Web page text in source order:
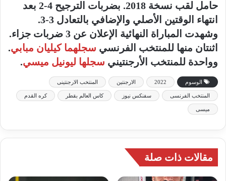
حامل لقب نسخة 2018. بضربات الترجيح 4-2 بعد
انتهاء الوقتين الأصلي والإضافي بالتعادل 3-3.
وشهدت المباراة النهائية الإعلان عن 3 ضربات جزاء.
اثنتان منها للمنتخب الفرنسي سجلهما كيليان مبابي.
وواحدة للمنتخب الأرجنتيني سجلها ليونيل ميسي.
الوسوم 2022 الارجنتين المنتخب الارجنتينى
المنتخب الفرنسى سفنكس نيوز كاس العالم بقطر كره القدم
ميسى
مقالات ذات صلة